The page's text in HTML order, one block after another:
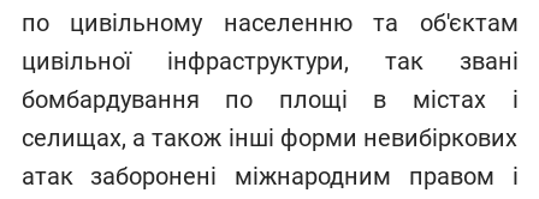
по цивільному населенню та об'єктам
цивільної інфраструктури, так звані
бомбардування по площі в містах і
селищах, а також інші форми невибіркових
атак заборонені міжнародним правом і